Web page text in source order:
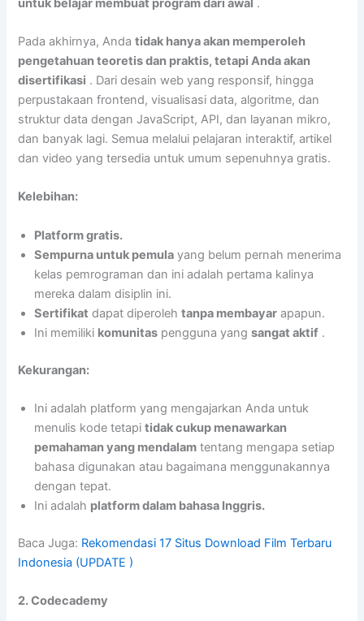
untuk belajar membuat program dari awal .
Pada akhirnya, Andatidak hanya akan memperoleh
pengetahuan teoretis dan praktis, tetapi Anda akan
disertifikasi . Dari desain web yang responsif, hingga
perpustakaan frontend, visualisasi data, algoritme, dan
struktur data dengan JavaScript, API, dan layanan mikro,
dan banyak lagi. Semua melalui pelajaran interaktif, artikel
dan video yang tersedia untuk umum sepenuhnya gratis.
Kelebihan:
Platform gratis.
Sempurna untuk pemula yang belum pernah menerima
kelas pemrograman dan ini adalah pertama kalinya
mereka dalam disiplin ini.
Sertifikat dapat diperolehtanpa membayar apapun.
Ini memiliki komunitas pengguna yangsangat aktif .
Kekurangan:
Ini adalah platform yang mengajarkan Anda untuk
menulis kode tetapitidak cukup menawarkan
pemahaman yang mendalam tentang mengapa setiap
bahasa digunakan atau bagaimana menggunakannya
dengan tepat.
Ini adalah platform dalam bahasa Inggris.
Baca Juga: Rekomendasi 17 Situs Download Film Terbaru
Indonesia (UPDATE )
2. Codecademy